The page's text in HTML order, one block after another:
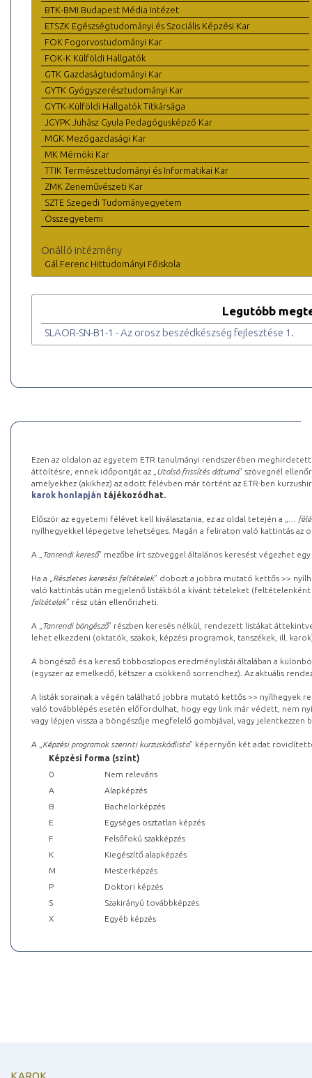
BTK-BMI Budapest Média Intézet
ETSZK Egészségtudományi és Szociális Képzési Kar
FOK Fogorvostudományi Kar
FOK-K Külföldi Hallgatók
GTK Gazdaságtudományi Kar
GYTK Gyógyszerésztudományi Kar
GYTK-Külföldi Hallgatók Titkársága
JGYPK Juhász Gyula Pedagógusképző Kar
MGK Mezőgazdasági Kar
MK Mérnöki Kar
TTIK Természettudományi és Informatikai Kar
ZMK Zeneművészeti Kar
SZTE Szegedi Tudományegyetem
Összegyetemi
Önálló intézmény
Gál Ferenc Hittudományi Főiskola
Legutóbb
SLAOR-SN-B1-1 - Az orosz beszédkészség fejlesztése 1.
Ezen az oldalon az egyetem ETR tanulmányi rendszerében
áttöltésre, ennek időpontját az „ Utolsó frissítés dátuma” szövegnél
amelyekhez (akikhez) az adott félévben már történt az ETR-ben
karok honlapján tájékozódhat.
Először az egyetemi félévet kell kiválasztania, ez az oldal tetején a „
…
nyílhegyekkel lépegetve lehetséges. Magán a feliraton való kattintás az
A „ Tanrendi kereső” mezőbe írt szöveggel általános keresést végezhet
Ha a „ Részletes keresési feltételek” dobozt a jobbra mutató kettős >>
való kattintás után megjelenő listákból a kívánt tételeket (feltételenként
feltételek” rész után ellenőrizheti.
A „ Tanrendi böngésző” részben keresés nélkül, rendezett listákat
lehet elkezdeni (oktatók, szakok, képzési programok, tanszékek, ill.
A böngésző és a kereső többoszlopos eredménylistái általában a
(egyszer az emelkedő, kétszer a csökkenő sorrendhez). Az aktuális
A listák sorainak a végén található jobbra mutató kettős >> nyílhegyek
való továbblépés esetén előfordulhat, hogy egy link már védett, nem
vagy lépjen vissza a böngészője megfelelő gombjával, vagy
A „ Képzési programok szerinti kurzuskódlista” képernyőn két adat
Képzési forma (szint)
0
Nem releváns
A
Alapképzés
B
Bachelorképzés
E
Egységes osztatlan képzés
F
Felsőfokú szakképzés
K
Kiegészítő alapképzés
M
Mesterképzés
P
Doktori képzés
S
Szakirányú továbbképzés
X
Egyéb képzés